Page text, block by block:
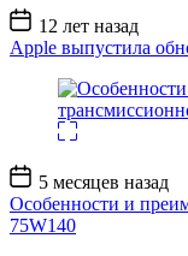
Дата
записи
12 лет назад
Apple выпустила
Дата
записи
5 месяцев назад
Особенности и
75W140